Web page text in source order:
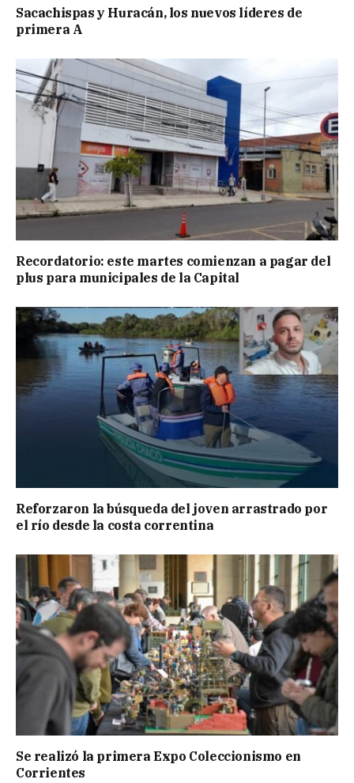
Sacachispas y Huracán, los nuevos líderes de
primera A
Recordatorio: este martes comienzan a pagar del
plus para municipales de la Capital
Reforzaron la búsqueda del joven arrastrado por
el río desde la costa correntina
Se realizó la primera Expo Coleccionismo en
Corrientes